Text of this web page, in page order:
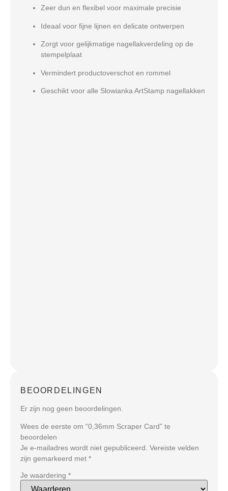
Zeer dun en flexibel voor maximale precisie
Ideaal voor fijne lijnen en delicate ontwerpen
Zorgt voor gelijkmatige nagellakverdeling op de
stempelplaat
Vermindert productoverschot en rommel
Geschikt voor alle Slowianka ArtStamp nagellakken
BEOORDELINGEN
Er zijn nog geen beoordelingen.
Wees de eerste om “0,36mm Scraper Card” te
beoordelen
Je e-mailadres wordt niet gepubliceerd. Vereiste velden
zijn gemarkeerd met *
Je waardering *